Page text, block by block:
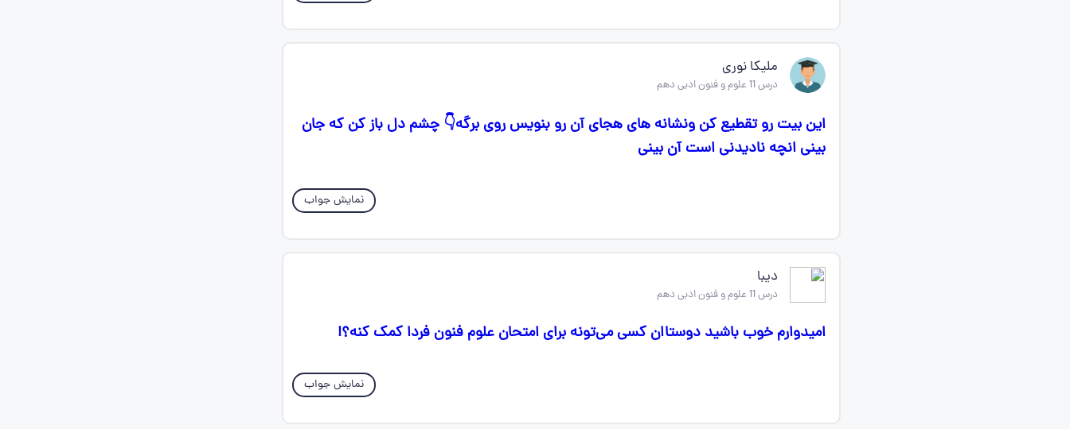
ملیکا نوری
درس 11 علوم و فنون ادبی دهم
این بیت رو تقطیع کن ونشانه های هجای آن رو بنویس روی برگه👇 چشم دل باز کن که جان
بینی انچه نادیدنی است آن بینی
نمایش جواب
دیبا
درس 11 علوم و فنون ادبی دهم
امیدوارم خوب باشید دوستاان کسی می‌تونه برای امتحان علوم فنون فردا کمک کنه؟!
نمایش جواب